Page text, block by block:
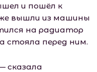
и пошёл к
вышли из машины
на радиатор
стояла перед ним.
сказала